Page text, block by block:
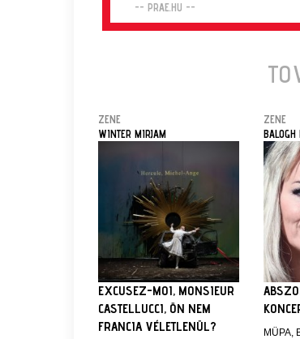
-- PRAE.HU --
ZENE
WINTER MIRJAM
EXCUSEZ-MOI, MONSIEUR
CASTELLUCCI, ÖN NEM
FRANCIA VÉLETLENÜL?
ZENE
BALOGH
MÜPA,